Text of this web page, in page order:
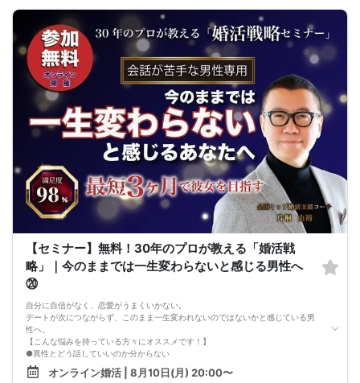
・最小催行人数 1対1、最大20名（男女比調整のため定員になる前にキャンセル待
ちとなる場合がございます）
・イベント開催時刻１時間前迄に最小催行人数に満たない場合は中止のご連絡を
差し上げます。
【セミナー】無料！30年のプロが教える「婚活戦
略」｜今のままでは一生変わらないと感じる男性へ
⑳
自分に自信がなく、恋愛がうまくいかない。
デートが次につながらず、このまま一生変われないのではないかと感じている男
性へ。
【こんな悩みを持っている方々にオススメです！】
●異性とどう話していいのか分からない
●婚活パーティー、合コンで上手くいかない
●デートやお見合いが２回目につながらない
オンライン婚活 | 8月10日(月) 20:00〜